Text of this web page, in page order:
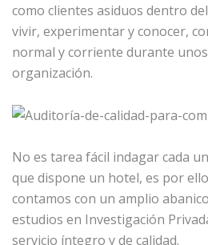
como clientes asiduos dentro
vivir, experimentar y conocer,
normal y corriente durante
organización.
No es tarea fácil indagar cada
que dispone un hotel, es por
contamos con un amplio
estudios en Investigación
servicio íntegro y de calidad.